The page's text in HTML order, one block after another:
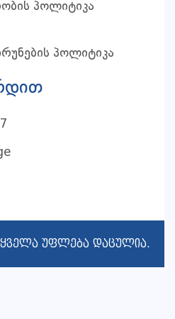
პოლიტიკა
პოლიტიკა
ყველა უფლება დაცულია.